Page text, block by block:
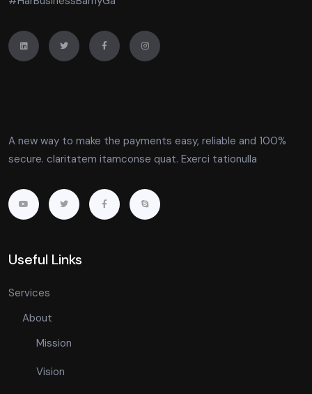
A new way to make the payments easy, reliable and 100%
secure. claritatem itamconse quat. Exerci tationulla
Useful Links
Services
About
Mission
Vision